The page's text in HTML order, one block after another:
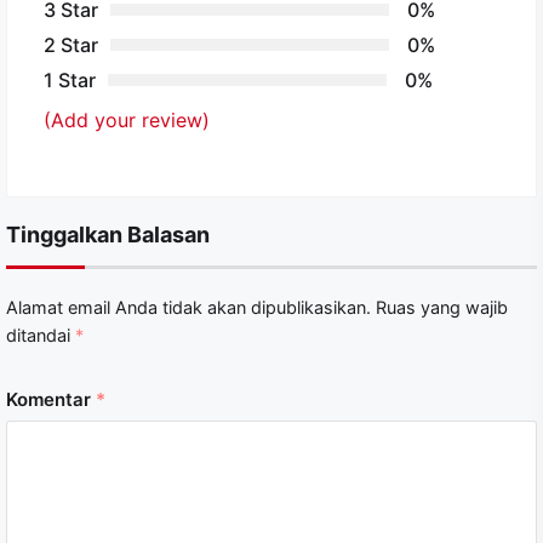
3 Star
0%
2 Star
0%
1 Star
0%
(Add your review)
Tinggalkan Balasan
Alamat email Anda tidak akan dipublikasikan. Ruas yang wajib
ditandai *
Komentar *